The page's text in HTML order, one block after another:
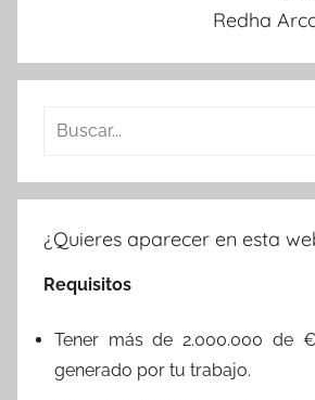
Redha
Buscar:
¿Quieres aparecer en esta
Requisitos
Tener más de 2.000.000 de
generado por tu trabajo.